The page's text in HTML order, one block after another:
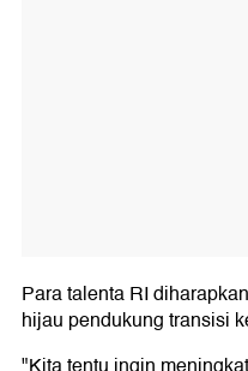
Para talenta RI
hijau pendukung transisi